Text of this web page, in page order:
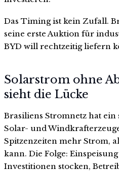
Das Timing ist kein Zufall.
seine erste Auktion für
BYD will rechtzeitig liefern
Solarstrom ohne
sieht die Lücke
Brasiliens Stromnetz hat
Solar- und
Spitzenzeiten mehr Strom,
kann. Die Folge:
Investitionen stocken,